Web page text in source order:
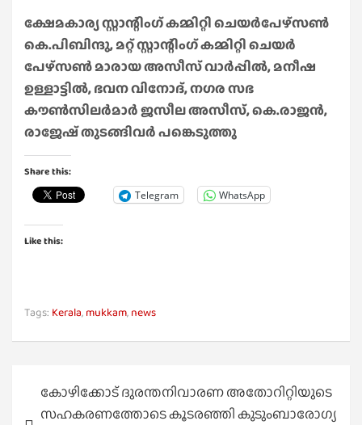
ക്ഷേമകാര്യ സ്റ്റാന്റിംഗ് കമ്മിറ്റി ചെയർപേഴ്സൺ
കെ.പിബിന്ദു, മറ്റ് സ്റ്റാന്റിംഗ് കമ്മിറ്റി ചെയർ
പേഴ്സൺ മാരായ അസീസ് വാർപ്പിൽ, മനീഷ
ഉള്ളാട്ടിൽ, ഭവന വിനോദ്, നഗര സഭ
കൗൺസിലർമാർ ജസീല അസീസ്, കെ.രാജൻ,
രാജേഷ് തുടങ്ങിവർ പങ്കെടുത്തു
Share this:
Telegram WhatsApp
Like this:
Tags: Kerala, mukkam, news
navigation
കോഴിക്കോട് ദുരന്തനിവാരണ അതോറിറ്റിയുടെ
സഹകരണത്തോടെ കൂടരഞ്ഞി കുടുംബാരോഗ്യ